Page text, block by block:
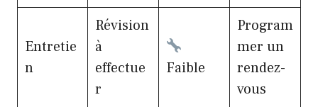
Entretie
n
Révision
à
effectue
r
Faible
Program
mer un
rendez-
vous